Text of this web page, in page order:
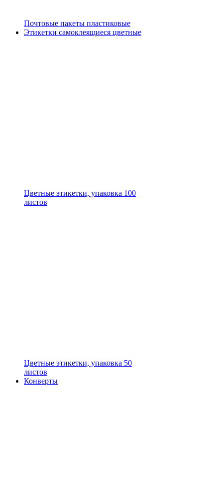
Почтовые пакеты пластиковые
Этикетки самоклеящиеся цветные
Цветные этикетки, упаковка 100
листов
Цветные этикетки, упаковка 50
листов
Конверты